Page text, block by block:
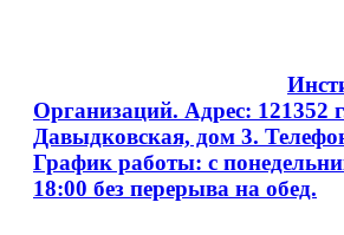
Организаций. Адрес: 121352
Давыдковская, дом 3.
График работы: с
18:00 без перерыва на обед.